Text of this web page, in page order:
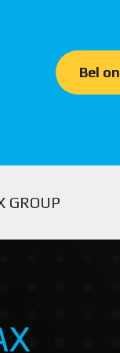
Bel
GROUP